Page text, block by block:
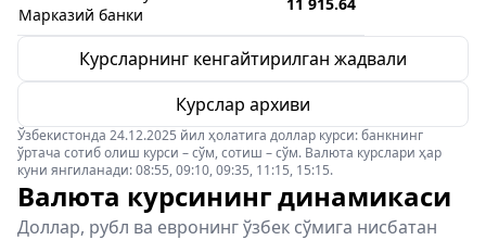
Марказий банки
Курсларнинг кенгайтирилган жадвали
Курслар архиви
Ўзбекистонда 24.12.2025 йил ҳолатига доллар курси: банкнинг
ўртача сотиб олиш курси – сўм, сотиш – сўм. Валюта курслари ҳар
куни янгиланади: 08:55, 09:10, 09:35, 11:15, 15:15.
Валюта курсининг динамикаси
Доллар, рубл ва евронинг ўзбек сўмига нисбатан